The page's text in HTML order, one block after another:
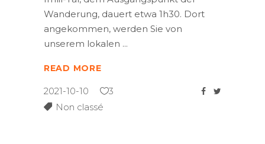
Wanderung, dauert etwa 1h30. Dort
angekommen, werden Sie von
unserem lokalen
READ MORE
2021-10-10
3
Non classé